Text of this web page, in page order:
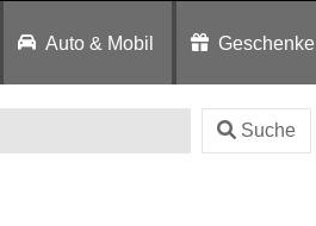
Auto & Mobil Geschenke
Suche